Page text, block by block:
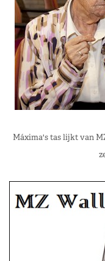
Máxima's tas lijkt van